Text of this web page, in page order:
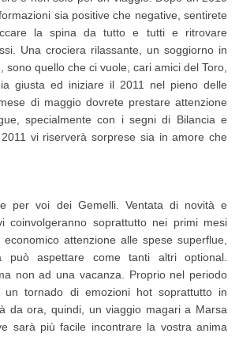
sia positive che negative, sentirete
la spina da tutto e tutti e ritrovare
Una crociera rilassante, un soggiorno in
sono quello che ci vuole, cari amici del Toro,
giusta ed iniziare il 2011 nel pieno delle
di maggio dovrete prestare attenzione
specialmente con i segni di Bilancia e
vi riserverà sorprese sia in amore che
per voi dei Gemelli. Ventata di novità e
coinvolgeranno soprattutto nei primi mesi
economico attenzione alle spese superflue,
può aspettare come tanti altri optional.
non ad una vacanza. Proprio nel periodo
un tornado di emozioni hot soprattutto in
da ora, quindi, un viaggio magari a Marsa
sarà più facile incontrare la vostra anima